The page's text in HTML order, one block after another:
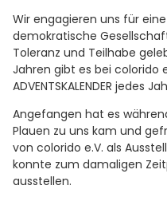
Wir engagieren uns für
demokratische
Toleranz und Teilhabe
Jahren gibt es bei colorido e.
ADVENTSKALENDER jedes
Angefangen hat es
Plauen zu uns kam und
von colorido e.V. als
konnte zum damaligen
ausstellen.